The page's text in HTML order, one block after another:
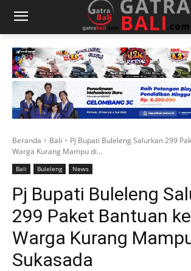
Beranda Bali
Pj Bupati Buleleng Salurkan 299
Warga Kurang Mampu di...
Bali Buleleng News
Pj Bupati Buleleng
299 Paket Bantuan
Warga Kurang
Sukasada